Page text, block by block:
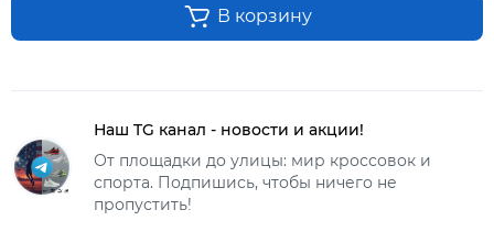
В корзину
Наш TG канал - новости и акции!
От площадки до улицы: мир кроссовок и
спорта. Подпишись, чтобы ничего не
пропустить!